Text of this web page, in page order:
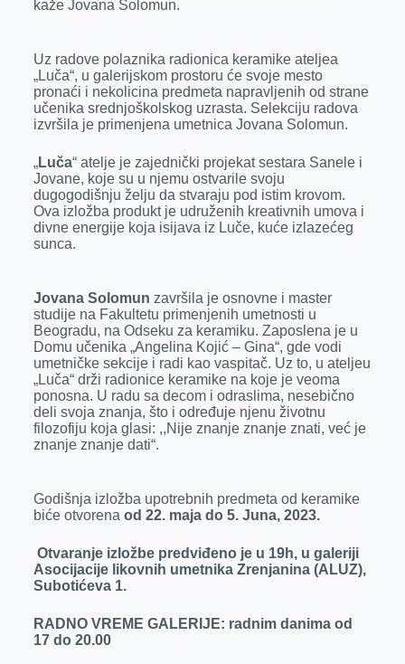
kaže Jovana Solomun.
Uz radove polaznika radionica keramike ateljea
„Luča“, u galerijskom prostoru će svoje mesto
pronaći i nekolicina predmeta napravljenih od strane
učenika srednjoškolskog uzrasta. Selekciju radova
izvršila je primenjena umetnica Jovana Solomun.
„Luča“ atelje je zajednički projekat sestara Sanele i
Jovane, koje su u njemu ostvarile svoju
dugogodišnju želju da stvaraju pod istim krovom.
Ova izložba produkt je udruženih kreativnih umova i
divne energije koja isijava iz Luče, kuće izlazećeg
sunca.
Jovana Solomun završila je osnovne i master
studije na Fakultetu primenjenih umetnosti u
Beogradu, na Odseku za keramiku. Zaposlena je u
Domu učenika „Angelina Kojić – Gina“, gde vodi
umetničke sekcije i radi kao vaspitač. Uz to, u ateljeu
„Luča“ drži radionice keramike na koje je veoma
ponosna. U radu sa decom i odraslima, nesebično
deli svoja znanja, što i određuje njenu životnu
filozofiju koja glasi: ,,Nije znanje znanje znati, već je
znanje znanje dati“.
Godišnja izložba upotrebnih predmeta od keramike
biće otvorena od 22. maja do 5. Juna, 2023.
Otvaranje izložbe predviđeno je u 19h, u galeriji
Asocijacije likovnih umetnika Zrenjanina (ALUZ),
Subotićeva 1.
RADNO VREME GALERIJE: radnim danima od
17 do 20.00